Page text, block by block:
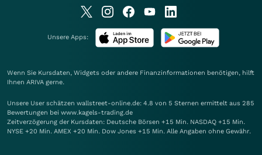
Unsere Apps:
Wenn Sie Kursdaten, Widgets oder andere Finanzinformationen benötigen, hilft
Ihnen ARIVA gerne.
Unsere User schätzen wallstreet-online.de: 4.8 von 5 Sternen ermittelt aus 285
Bewertungen bei www.kagels-trading.de
Zeitverzögerung der Kursdaten: Deutsche Börsen +15 Min. NASDAQ +15 Min.
NYSE +20 Min. AMEX +20 Min. Dow Jones +15 Min. Alle Angaben ohne Gewähr.